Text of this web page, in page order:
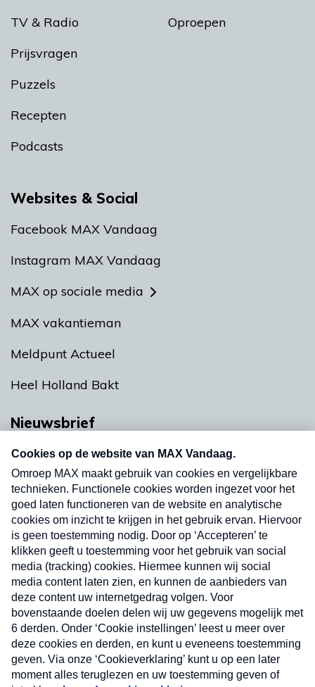
TV & Radio
Prijsvragen
Puzzels
Recepten
Podcasts
Oproepen
Websites & Social
Facebook MAX Vandaag
Instagram MAX Vandaag
MAX op sociale media
MAX vakantieman
Meldpunt Actueel
Heel Holland Bakt
Nieuwsbrief
Neem hier een gratis abonnement op onze
nieuwsbrief. Elke vrijdag- en dinsdagochtend in
uw mailbox.
Verzend
Nieuwsbrief
Neem hier een gratis abonnement op onze